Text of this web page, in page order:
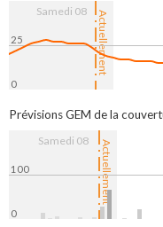
Actuellement
Samedi 08
0
25
Prévisions GEM de la
Actuellement
Samedi 08
0
100